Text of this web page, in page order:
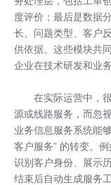
度评价；最后是数据
长、问题类型、客户
供依据。这些模块共
企业在技术研发和业
在实际运营中，
源或线路服务，而忽
业务信息服务系统能
客户服务” 的转变。
识别客户身份、展示
结束后自动生成服务